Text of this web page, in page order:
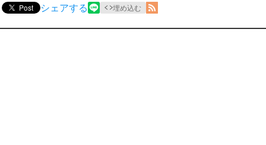
Post シェアする 埋め込む